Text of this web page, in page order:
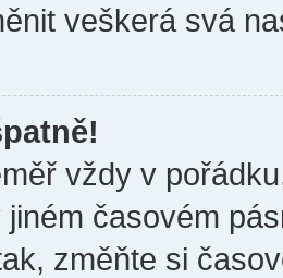
veškerá svá
vždy v
časovém
změňte si